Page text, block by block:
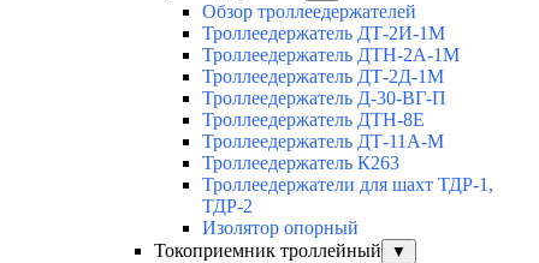
Обзор троллеедержателей
Троллеедержатель ДТ-2И-1М
Троллеедержатель ДТН-2А-1М
Троллеедержатель ДТ-2Д-1М
Троллеедержатель Д-30-ВГ-П
Троллеедержатель ДТН-8Е
Троллеедержатель ДТ-11А-М
Троллеедержатель К263
Троллеедержатели для шахт ТДР-1,
ТДР-2
Изолятор опорный
Токоприемник троллейный
▼